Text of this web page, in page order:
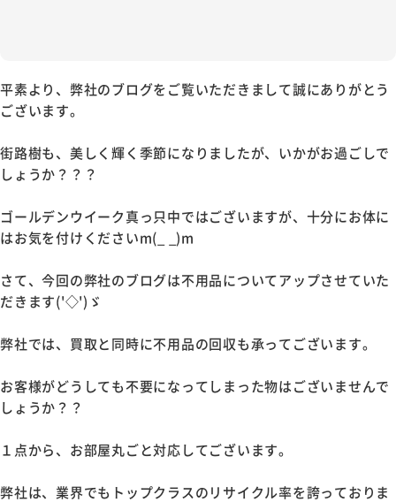
平素より、弊社のブログをご覧いただきまして誠にありがとう
ございます。
街路樹も、美しく輝く季節になりましたが、いかがお過ごしで
しょうか？？？
ゴールデンウイーク真っ只中ではございますが、十分にお体に
はお気を付けくださいm(_ _)m
さて、今回の弊社のブログは不用品についてアップさせていた
だきます('◇')ゞ
弊社では、買取と同時に不用品の回収も承ってございます。
お客様がどうしても不要になってしまった物はございませんで
しょうか？？
１点から、お部屋丸ごと対応してございます。
弊社は、業界でもトップクラスのリサイクル率を誇っておりま